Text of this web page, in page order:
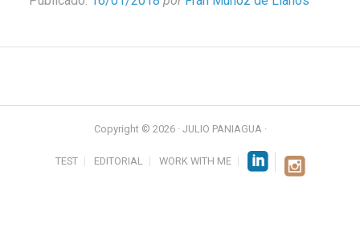
Copyright © 2026 · JULIO PANIAGUA ·
TEST EDITORIAL WORK WITH ME